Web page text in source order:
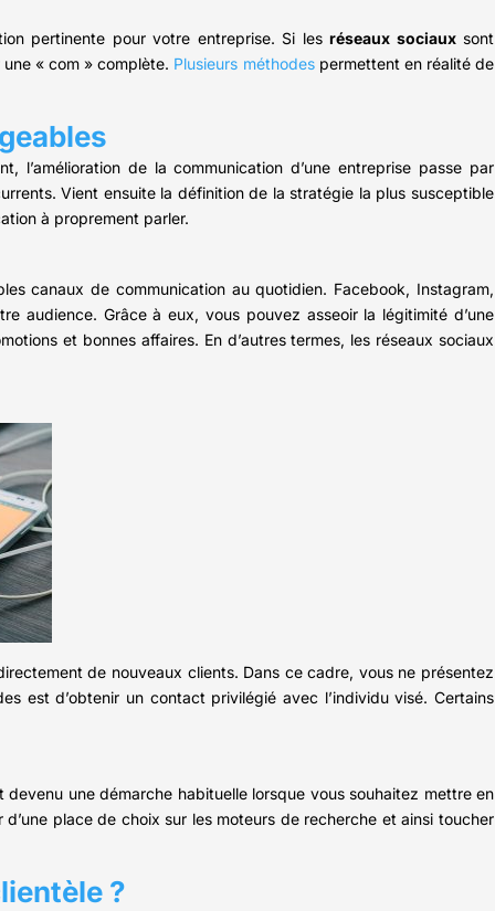
pertinente pour votre entreprise. Si les réseaux sociauxsont
« com » complète. Plusieurs méthodespermettent en réalité de
l’amélioration de la communication d’une entreprise passe par
Vient ensuite la définition de la stratégie la plus susceptible
à proprement parler.
canaux de communication au quotidien. Facebook, Instagram,
audience. Grâce à eux, vous pouvez asseoir la légitimité d’une
et bonnes affaires. En d’autres termes, les réseaux sociaux
de nouveaux clients. Dans ce cadre, vous ne présentez
est d’obtenir un contact privilégié avec l’individu visé. Certains
une démarche habituelle lorsque vous souhaitez mettre en
place de choix sur les moteurs de recherche et ainsi toucher
?